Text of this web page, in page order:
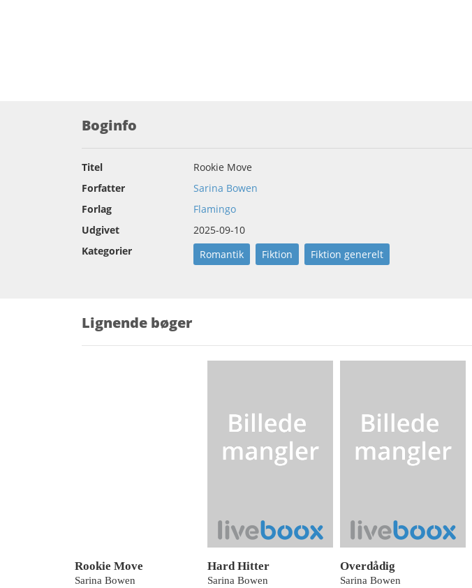
Boginfo
Titel
Rookie Move
Forfatter
Sarina Bowen
Forlag
Flamingo
Udgivet
2025-09-10
Kategorier
Romantik Fiktion Fiktion generelt
Lignende bøger
Rookie Move
Sarina Bowen
Hard Hitter
Sarina Bowen
Overdådig
Sarina Bowen